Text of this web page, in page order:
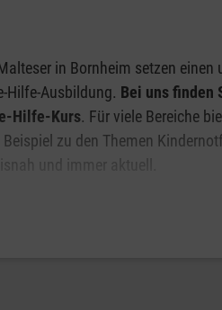
in Bornheim setzen einen
Hilfe-Ausbildung. Bei uns finden
Hilfe-Kurs. Für viele Bereiche
Beispiel zu den Themen
beraten wir Sie auch bei der